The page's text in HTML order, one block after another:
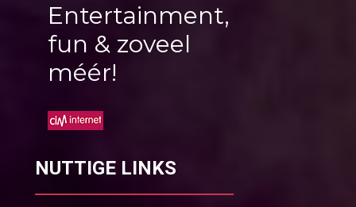
Entertainment,
fun & zoveel
méér!
NUTTIGE LINKS